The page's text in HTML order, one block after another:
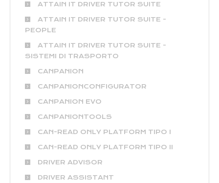
ATTAIN IT DRIVER TUTOR SUITE
ATTAIN IT DRIVER TUTOR SUITE -
PEOPLE
ATTAIN IT DRIVER TUTOR SUITE -
SISTEMI DI TRASPORTO
CANPANION
CANPANIONCONFIGURATOR
CANPANION EVO
CANPANIONTOOLS
CAN-READ ONLY PLATFORM TIPO I
CAN-READ ONLY PLATFORM TIPO II
DRIVER ADVISOR
DRIVER ASSISTANT